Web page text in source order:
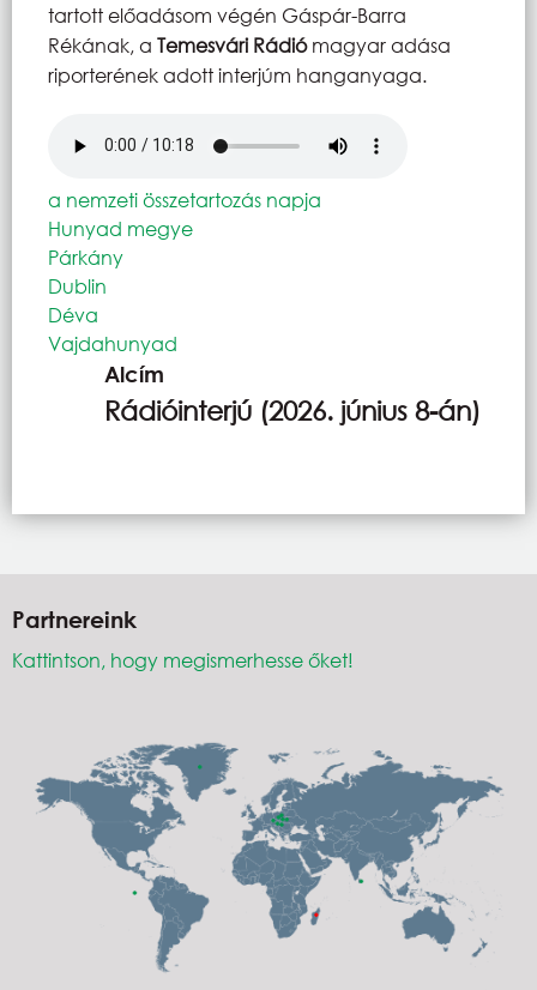
tartott előadásom végén Gáspár-Barra
Rékának, a Temesvári Rádiómagyar adása
riporterének adott interjúm hanganyaga.
a nemzeti összetartozás napja
Hunyad megye
Párkány
Dublin
Déva
Vajdahunyad
Alcím
Rádióinterjú (2026. június 8-án)
Partnereink
Kattintson, hogy megismerhesse őket!